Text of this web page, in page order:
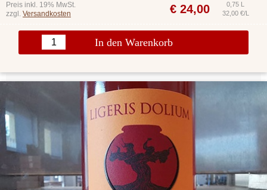
Preis inkl. 19% MwSt.
zzgl. Versandkosten € 24,00
0,75 L
32,00 €/L
In den Warenkorb